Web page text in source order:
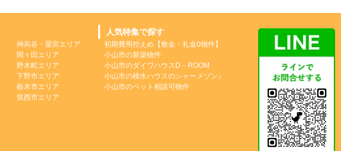
神烏谷・粟宮エリア
間々田エリア
野木町エリア
下野市エリア
栃木市エリア
筑西市エリア
人気特集で探す
初期費用控えめ【敷金・礼金0物件】
小山市の新築物件
小山市のダイワハウスD－ROOM
小山市の積水ハウスのシャーメゾン』
小山市のペット相談可物件